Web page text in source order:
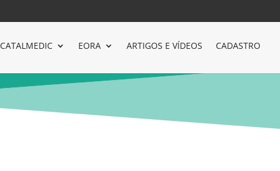
CATALMEDIC EORA ARTIGOS E VÍDEOS CADASTRO